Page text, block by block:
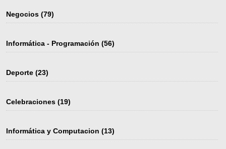
Negocios (79)
Informática - Programación (56)
Deporte (23)
Celebraciones (19)
Informática y Computacion (13)